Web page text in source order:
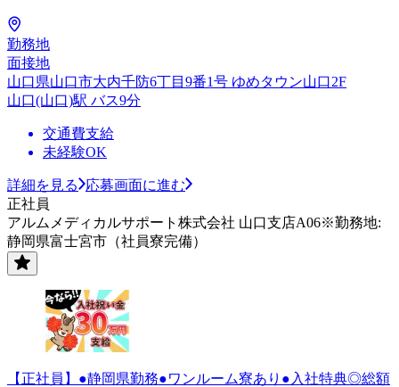
勤務地
面接地
山口県山口市大内千防6丁目9番1号 ゆめタウン山口2F
山口(山口)駅 バス9分
交通費支給
未経験OK
詳細を見る
応募画面に進む
正社員
アルムメディカルサポート株式会社 山口支店A06※勤務地:
静岡県富士宮市（社員寮完備）
【正社員】●静岡県勤務●ワンルーム寮あり●入社特典◎総額